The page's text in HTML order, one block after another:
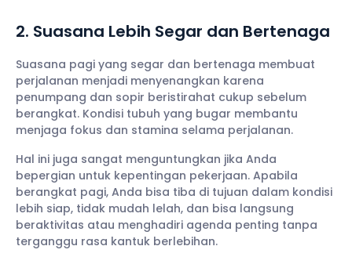
2. Suasana Lebih Segar dan Bertenaga
Suasana pagi yang segar dan bertenaga membuat
perjalanan menjadi menyenangkan karena
penumpang dan sopir beristirahat cukup sebelum
berangkat. Kondisi tubuh yang bugar membantu
menjaga fokus dan stamina selama perjalanan.
Hal ini juga sangat menguntungkan jika Anda
bepergian untuk kepentingan pekerjaan. Apabila
berangkat pagi, Anda bisa tiba di tujuan dalam kondisi
lebih siap, tidak mudah lelah, dan bisa langsung
beraktivitas atau menghadiri agenda penting tanpa
terganggu rasa kantuk berlebihan.